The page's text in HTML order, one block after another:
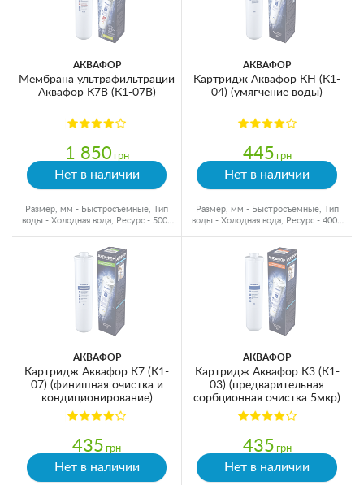
АКВАФОР
Мембрана ультрафильтрации
Аквафор К7В (К1-07В)
1 850 грн
Нет в наличии
Размер, мм - Быстросъемные, Тип
воды - Холодная вода, Ресурс - 5000
АКВАФОР
Картридж Аквафор КН (К1-
04) (умягчение воды)
445 грн
Нет в наличии
Размер, мм - Быстросъемные, Тип
воды - Холодная вода, Ресурс - 4000
АКВАФОР
Картридж Аквафор К7 (К1-
07) (финишная очистка и
кондиционирование)
435 грн
Нет в наличии
АКВАФОР
Картридж Аквафор К3 (К1-
03) (предварительная
сорбционная очистка 5мкр)
435 грн
Нет в наличии